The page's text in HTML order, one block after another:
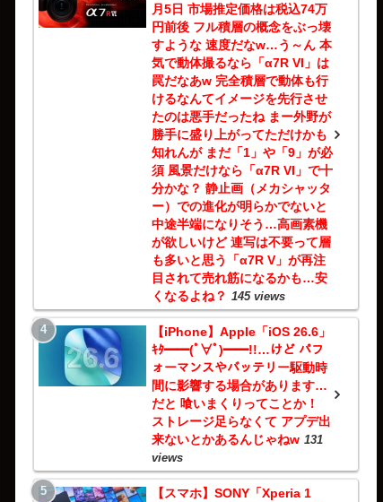
月5日 市場推定価格は税込74万
円前後 フル積層の概念をぶっ壊
すような 速度だなw…う～ん 本
気で動体撮るなら「α7R VI」は
罠だなあw 完全積層で動体も行
けるなんてイメージを先行させ
たのは悪手だったね まー外野が
勝手に盛り上がってただけかも
知れんが まだ「1」や「9」が必
須 風景だけなら「α7R VI」で十
分かな？ 静止画（メカシャッタ
ー）での進化が明らかでないと
中途半端になりそう…高画素機
が欲しいけど 連写は不要って層
も多いと思う「α7R V」が再注
目されて売れ筋になるかも…安
くなるよね？ 145 views
【iPhone】Apple「iOS 26.6」
ｷﾀ━━(ﾟ∀ﾟ)━━!!…けど パフ
ォーマンスやバッテリー駆動時
間に影響する場合があります…
だと 喰いまくりってことか！
ストレージ足らなくて アプデ出
来ないとかあるんじゃねw 131
views
【スマホ】SONY「Xperia 1